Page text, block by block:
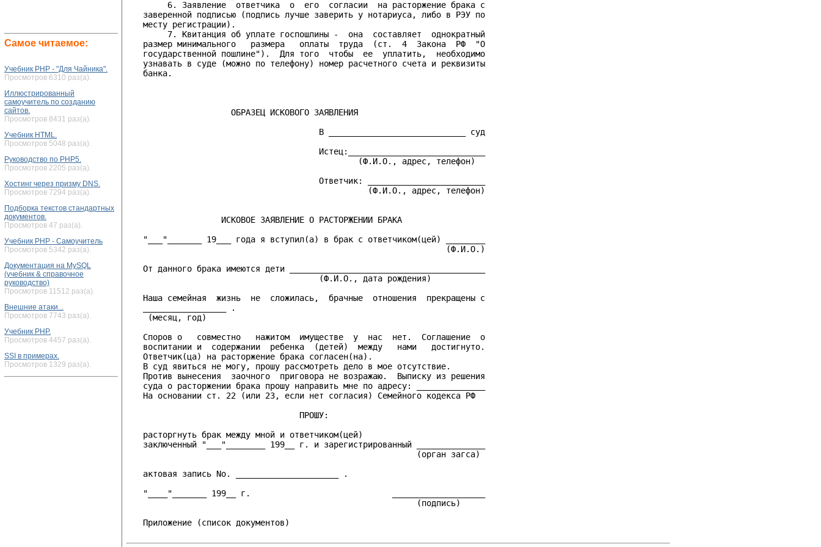
Самое читаемое:
Учебник PHP - "Для Чайника".
Просмотров 6310 раз(а).
Иллюстрированный
самоучитель по созданию
сайтов.
Просмотров 8431 раз(а).
Учебник HTML.
Просмотров 5048 раз(а).
Руководство по PHP5.
Просмотров 2205 раз(а).
Хостинг через призму DNS.
Просмотров 7294 раз(а).
Подборка текстов стандартных
документов.
Просмотров 47 раз(а).
Учебник PHP - Самоучитель
Просмотров 5342 раз(а).
Документация на MySQL
(учебник & справочное
руководство)
Просмотров 11512 раз(а).
Внешние атаки...
Просмотров 7743 раз(а).
Учебник PHP.
Просмотров 4457 раз(а).
SSI в примерах.
Просмотров 1329 раз(а).
        6. Заявление  ответчика  о  его  согласии  на расторжение брака с
   заверенной подписью (подпись лучше заверить у нотариуса, либо в РЭУ по
   месту регистрации).
        7. Квитанция об уплате госпошлины -  она  составляет  однократный
   размер минимального   размера   оплаты  труда  (ст.  4  Закона  РФ  "О
   государственной пошлине").  Для того  чтобы  ее  уплатить,  необходимо
   узнавать в суде (можно по телефону) номер расчетного счета и реквизиты
   банка.
                     ОБРАЗЕЦ ИСКОВОГО ЗАЯВЛЕНИЯ
                                       В ____________________________ суд
                                       Истец:____________________________
                                               (Ф.И.О., адрес, телефон)
                                       Ответчик: ________________________
                                                 (Ф.И.О., адрес, телефон)
                   ИСКОВОЕ ЗАЯВЛЕНИЕ О РАСТОРЖЕНИИ БРАКА
   "___"_______ 19___ года я вступил(а) в брак с ответчиком(цей) ________
                                                                 (Ф.И.О.)
   От данного брака имеются дети ________________________________________
                                       (Ф.И.О., дата рождения)
   Наша семейная  жизнь  не  сложилась,  брачные  отношения  прекращены с
   _________________ .
    (месяц, год)
   Споров о   совместно   нажитом  имуществе  у  нас  нет.  Соглашение  о
   воспитании и  содержании  ребенка  (детей)  между   нами   достигнуто.
   Ответчик(ца) на расторжение брака согласен(на).
   В суд явиться не могу, прошу рассмотреть дело в мое отсутствие.
   Против вынесения  заочного  приговора не возражаю.  Выписку из решения
   суда о расторжении брака прошу направить мне по адресу: ______________
   На основании ст. 22 (или 23, если нет согласия) Семейного кодекса РФ
                                   ПРОШУ:
   расторгнуть брак между мной и ответчиком(цей)
   заключенный "___"________ 199__ г. и зарегистрированный ______________
                                                           (орган загса)
   актовая запись No. _____________________ .
   "____"_______ 199__ г.                             ___________________
                                                           (подпись)
   Приложение (список документов)